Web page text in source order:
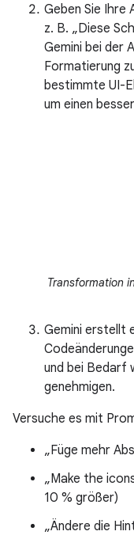
Geben Sie Ihre
z. B. „Diese
Gemini bei der
Formatierung
bestimmte UI-
um einen
Transformation
Gemini erstellt
und bei Bedarf
genehmigen.
Versuche es mit
„Füge mehr
„Make the
10 % größer)
„Ändere die